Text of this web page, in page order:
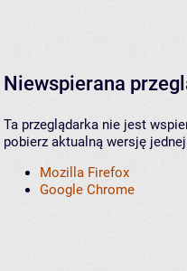
Niewspierana
Ta przeglądarka nie jest
pobierz aktualną wersję
Mozilla Firefox
Google Chrome